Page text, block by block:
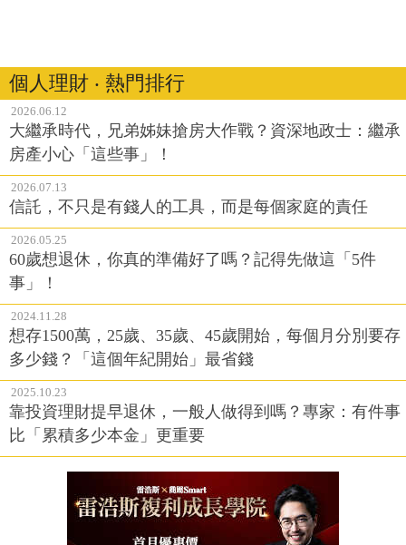
個人理財 ‧ 熱門排行
2026.06.12
大繼承時代，兄弟姊妹搶房大作戰？資深地政士：繼承
房產小心「這些事」！
2026.07.13
信託，不只是有錢人的工具，而是每個家庭的責任
2026.05.25
60歲想退休，你真的準備好了嗎？記得先做這「5件
事」！
2024.11.28
想存1500萬，25歲、35歲、45歲開始，每個月分別要存
多少錢？「這個年紀開始」最省錢
2025.10.23
靠投資理財提早退休，一般人做得到嗎？專家：有件事
比「累積多少本金」更重要